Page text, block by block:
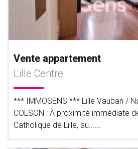
Vente appartement
Lille Centre
*** IMMOSENS *** Lille Vauban /
COLSON : À proximité immédiate
Catholique de Lille, au......